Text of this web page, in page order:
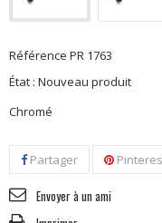
Référence PR 1763
État : Nouveau produit
Chromé
Partager
Envoyer à un ami